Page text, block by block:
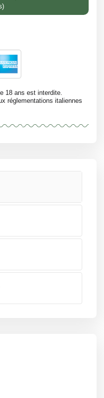
18 ans est interdite.
réglementations italiennes